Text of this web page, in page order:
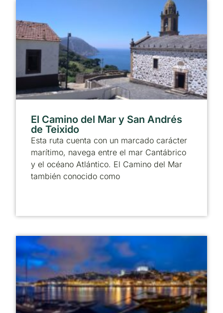
El Camino del Mar y San Andrés
de Teixido
Esta ruta cuenta con un marcado carácter
marítimo, navega entre el mar Cantábrico
y el océano Atlántico. El Camino del Mar
también conocido como